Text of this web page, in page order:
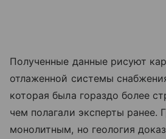
Полученные данные рисуют
отлаженной системы
которая была гораздо более
чем полагали эксперты ранее.
монолитным, но геология